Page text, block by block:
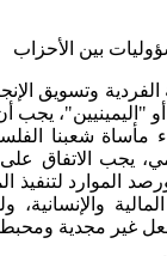
بين الأحزاب
وتسويق
أو "اليمينيين"، يجب
مأساة شعبنا
يجب الاتفاق
الموارد لتنفيذ
والإنسانية،
غير مجدية